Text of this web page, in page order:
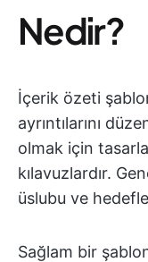
Nedir?
İçerik özeti
ayrıntılarını
olmak için
kılavuzlardır.
üslubu ve
Sağlam bir